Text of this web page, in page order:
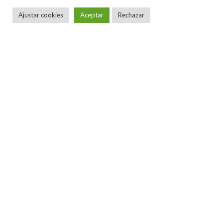
Ajustar cookies Aceptar Rechazar